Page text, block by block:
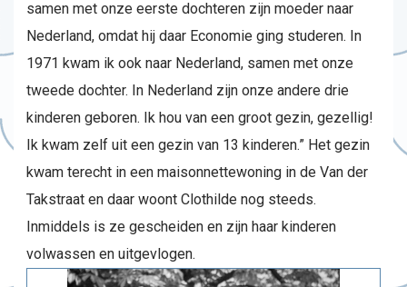
samen met onze eerste dochteren zijn moeder naar
Nederland, omdat hij daar Economie ging studeren. In
1971 kwam ik ook naar Nederland, samen met onze
tweede dochter. In Nederland zijn onze andere drie
kinderen geboren. Ik hou van een groot gezin, gezellig!
Ik kwam zelf uit een gezin van 13 kinderen.” Het gezin
kwam terecht in een maisonnettewoning in de Van der
Takstraat en daar woont Clothilde nog steeds.
Inmiddels is ze gescheiden en zijn haar kinderen
volwassen en uitgevlogen.